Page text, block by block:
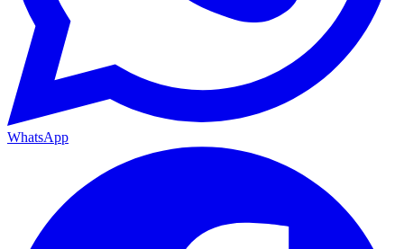
WhatsApp